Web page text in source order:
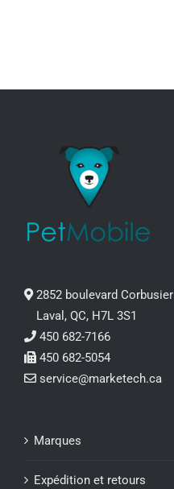
2852 boulevard Corbusier
Laval, QC, H7L 3S1
450 682-7166
450 682-5054
service@marketech.ca
Marques
Expédition et retours